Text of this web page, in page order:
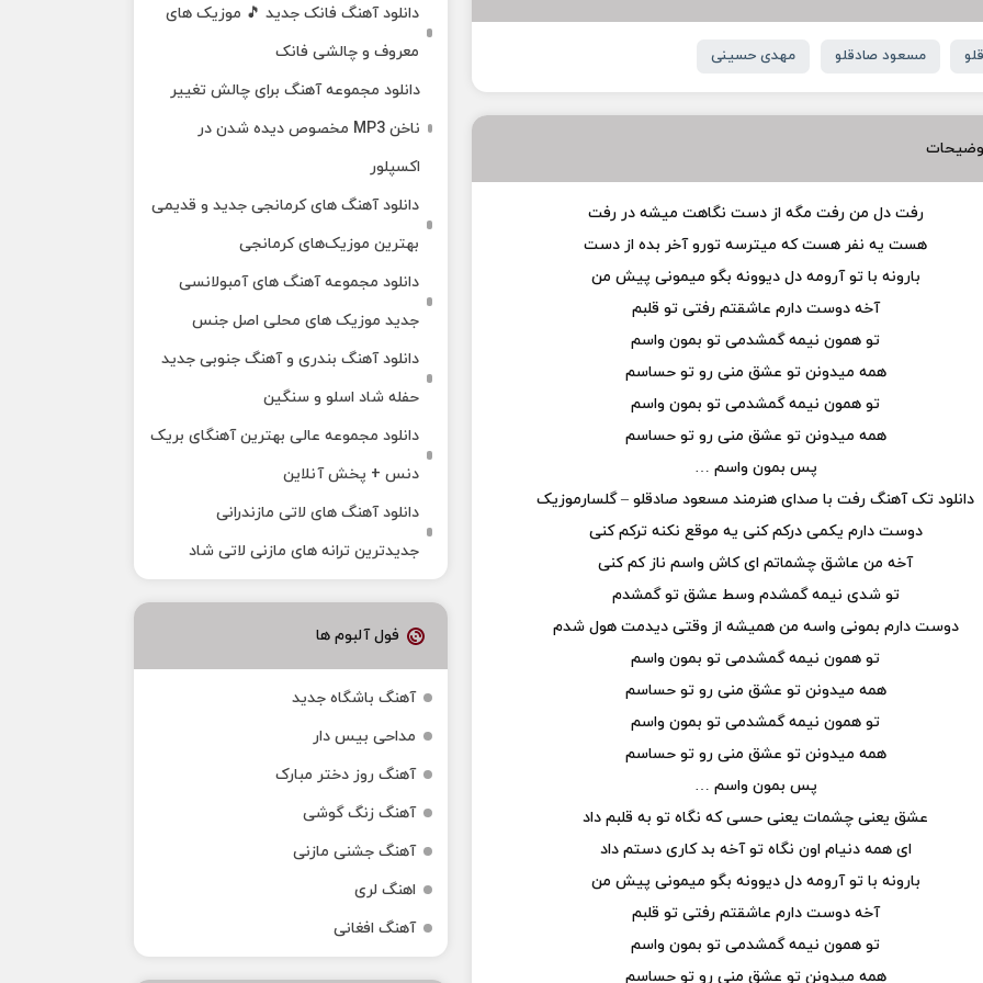
مسعود صادقلو مهدی حسینی
رفت دل من رفت مگه از دست نگاهت میشه در رفت
هست یه نفر هست که میترسه تورو آخر بده از دست
بارونه با تو آرومه دل دیوونه بگو میمونی پیش من
آخه دوست دارم عاشقتم رفتی تو قلبم
تو همون نیمه گمشدمی تو بمون واسم
همه میدونن تو عشق منی رو تو حساسم
تو همون نیمه گمشدمی تو بمون واسم
همه میدونن تو عشق منی رو تو حساسم
پس بمون واسم …
دانلود تک آهنگ رفت با صدای هنرمند مسعود صادقلو – گلسارموزیک
دوست دارم یکمی درکم کنی یه موقع نکنه ترکم کنی
آخه من عاشق چشماتم ای کاش واسم ناز کم کنی
تو شدی نیمه گمشدم وسط عشق تو گمشدم
دوست دارم بمونی واسه من همیشه از وقتی دیدمت هول شدم
تو همون نیمه گمشدمی تو بمون واسم
همه میدونن تو عشق منی رو تو حساسم
تو همون نیمه گمشدمی تو بمون واسم
همه میدونن تو عشق منی رو تو حساسم
پس بمون واسم …
عشق یعنی چشمات یعنی حسی که نگاه تو به قلبم داد
ای همه دنیام اون نگاه تو آخه بد کاری دستم داد
بارونه با تو آرومه دل دیوونه بگو میمونی پیش من
آخه دوست دارم عاشقتم رفتی تو قلبم
تو همون نیمه گمشدمی تو بمون واسم
همه میدونن تو عشق منی رو تو حساسم
دانلود آهنگ فانک جدید 🎵 موزیک‌ های
معروف و چالشی فانک
دانلود مجموعه آهنگ برای چالش تغییر
ناخن MP3 مخصوص دیده شدن در
اکسپلور
دانلود آهنگ‌ های کرمانجی جدید و قدیمی
بهترین موزیک‌های کرمانجی
دانلود مجموعه آهنگ های آمبولانسی
جدید موزیک های محلی اصل جنس
دانلود آهنگ بندری و آهنگ جنوبی جدید
حفله شاد اسلو و سنگین
دانلود مجموعه عالی بهترین آهنگای بریک
دنس + پخش آنلاین
دانلود آهنگ‌ های لاتی مازندرانی
جدیدترین ترانه های مازنی لاتی شاد
فول آلبوم ها
آهنگ باشگاه جدید
مداحی بیس دار
آهنگ روز دختر مبارک
آهنگ زنگ گوشی
آهنگ جشنی مازنی
اهنگ لری
آهنگ افغانی